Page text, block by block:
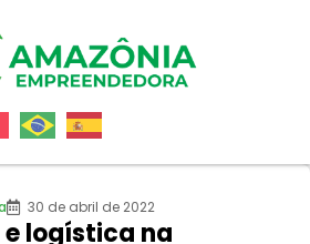
30 de abril de 2022
logística na